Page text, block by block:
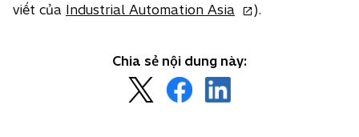
viết của Industrial Automation Asia
n
).
Chia sẻ nội dung này:
p
o
p